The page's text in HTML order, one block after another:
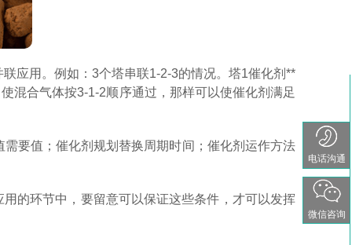
应用。例如：3个塔串联1-2-3的情况。塔1催化剂**
混合气体按3-1-2顺序通过，那样可以使催化剂满足
要值；催化剂规划替换周期时间；催化剂运作方法
用的环节中，要留意可以保证这些条件，才可以发挥
电话沟通
微信咨询